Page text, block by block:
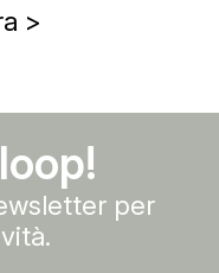
>
per